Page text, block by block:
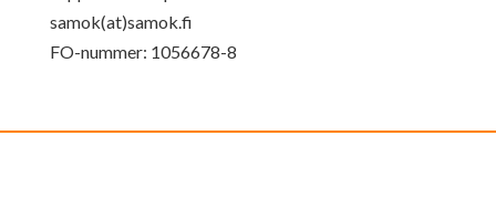
samok(at)samok.fi
FO-nummer: 1056678-8